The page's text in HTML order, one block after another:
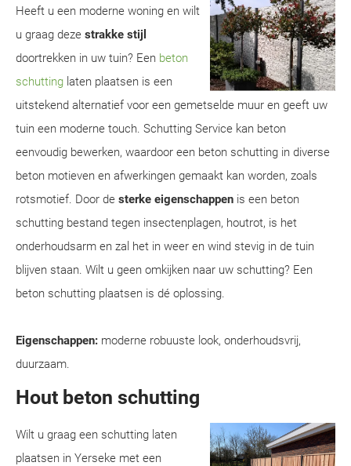
Heeft u een moderne woning en wilt
u graag deze strakke stijl
doortrekken in uw tuin? Een beton
schutting laten plaatsen is een
uitstekend alternatief voor een gemetselde muur en geeft uw
tuin een moderne touch. Schutting Service kan beton
eenvoudig bewerken, waardoor een beton schutting in diverse
beton motieven en afwerkingen gemaakt kan worden, zoals
rotsmotief. Door de sterke eigenschappen is een beton
schutting bestand tegen insectenplagen, houtrot, is het
onderhoudsarm en zal het in weer en wind stevig in de tuin
blijven staan. Wilt u geen omkijken naar uw schutting? Een
beton schutting plaatsen is dé oplossing.
Eigenschappen: moderne robuuste look, onderhoudsvrij,
duurzaam.
Hout beton schutting
Wilt u graag een schutting laten
plaatsen in Yerseke met een